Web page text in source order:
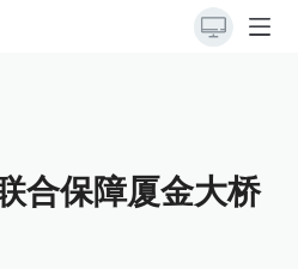
合保障厦金大桥